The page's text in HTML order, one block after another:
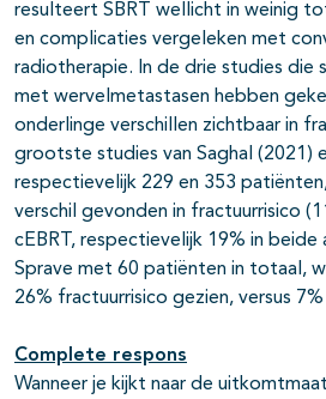
resulteert SBRT wellicht in weinig
en complicaties vergeleken met
radiotherapie. In de drie studies die
met wervelmetastasen hebben
onderlinge verschillen zichtbaar in
grootste studies van Saghal (2021)
respectievelijk 229 en 353
verschil gevonden in fractuurrisico
cEBRT, respectievelijk 19% in beide
Sprave met 60 patiënten in totaal,
26% fractuurrisico gezien, versus
Complete respons
Wanneer je kijkt naar de